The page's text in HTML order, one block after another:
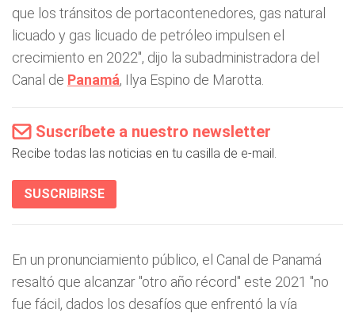
que los tránsitos de portacontenedores, gas natural
licuado y gas licuado de petróleo impulsen el
crecimiento en 2022", dijo la subadministradora del
Canal de Panamá, Ilya Espino de Marotta.
Suscríbete a nuestro newsletter
Recibe todas las noticias en tu casilla de e-mail.
SUSCRIBIRSE
En un pronunciamiento público, el Canal de Panamá
resaltó que alcanzar "otro año récord" este 2021 "no
fue fácil, dados los desafíos que enfrentó la vía